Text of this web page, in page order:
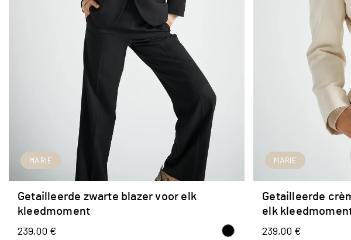
SNEL TOEVOEGEN
MARIE
Getailleerde zwarte blazer voor elk
kleedmoment
239,00 €
MARIE
Getailleerde
elk
239,00 €